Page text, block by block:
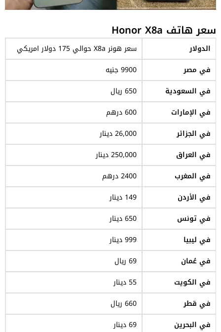
سعر هاتف Honor X8a
الدولار
سعر هونر X8a حوالي 175 دولار امريكي
في مصر
9900 جنيه
في السعودية
650 ريال
في الإمارات
600 درهم
في الجزائر
26,000 دينار
في العراق
250,000 دينار
في المغرب
2400 درهم
في الأردن
149 دينار
في تونس
650 دينار
في ليبيا
999 دينار
في عُمان
69 ريال
في الكويت
55 دينار
في قطر
660 ريال
في البحرين
69 دينار